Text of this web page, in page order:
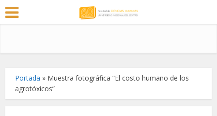
Portada » Muestra fotográfica “El costo humano de los
agrotóxicos”